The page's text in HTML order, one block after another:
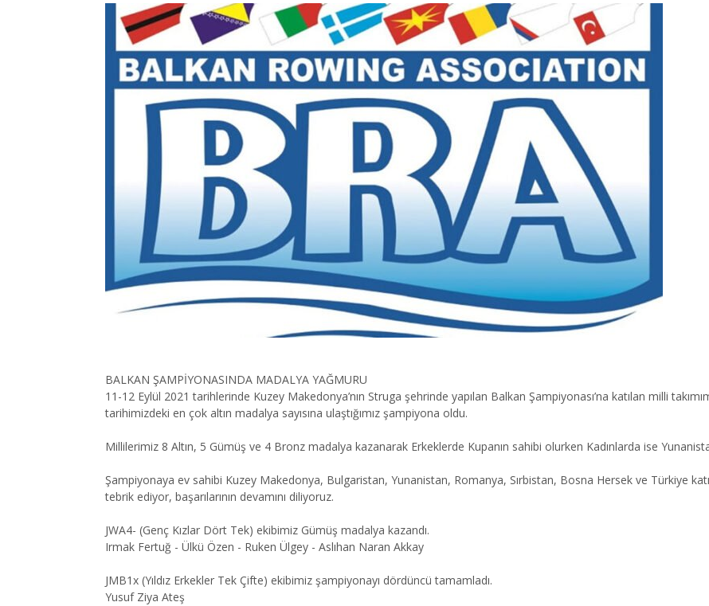
BALKAN ŞAMPİYONASINDA MADALYA YAĞMURU
11-12 Eylül 2021 tarihlerinde Kuzey Makedonya’nın Struga şehrinde yapılan Balkan Şampiyonası’na katılan milli
tarihimizdeki en çok altın madalya sayısına ulaştığımız şampiyona oldu.
Millilerimiz 8 Altın, 5 Gümüş ve 4 Bronz madalya kazanarak Erkeklerde Kupanın sahibi olurken Kadınlarda ise
Şampiyonaya ev sahibi Kuzey Makedonya, Bulgaristan, Yunanistan, Romanya, Sırbistan, Bosna Hersek ve Türkiye
tebrik ediyor, başarılarının devamını diliyoruz.
JWA4- (Genç Kızlar Dört Tek) ekibimiz Gümüş madalya kazandı.
Irmak Fertuğ - Ülkü Özen - Ruken Ülgey - Aslıhan Naran Akkay
JMB1x (Yıldız Erkekler Tek Çifte) ekibimiz şampiyonayı dördüncü tamamladı.
Yusuf Ziya Ateş